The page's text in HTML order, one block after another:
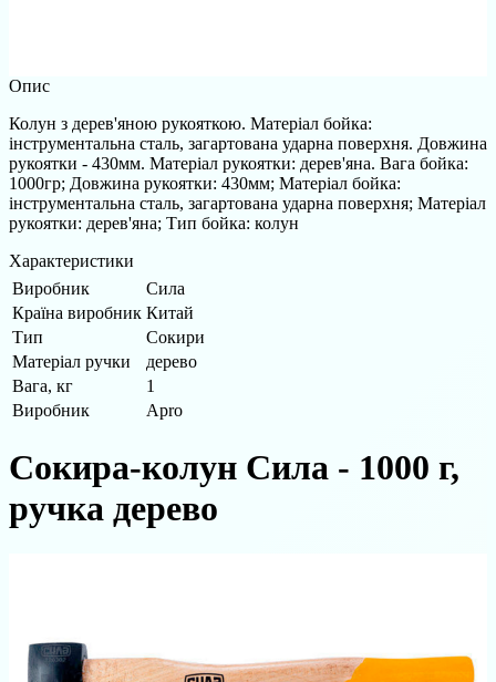
Опис
Колун з дерев'яною рукояткою. Матеріал бойка:
інструментальна сталь, загартована ударна поверхня. Довжина
рукоятки - 430мм. Матеріал рукоятки: дерев'яна. Вага бойка:
1000гр; Довжина рукоятки: 430мм; Матеріал бойка:
інструментальна сталь, загартована ударна поверхня; Матеріал
рукоятки: дерев'яна; Тип бойка: колун
Характеристики
Виробник
Сила
Країна виробник Китай
Тип
Сокири
Матеріал ручки
дерево
Вага, кг
1
Виробник
Apro
Сокира-колун Сила - 1000 г,
ручка дерево